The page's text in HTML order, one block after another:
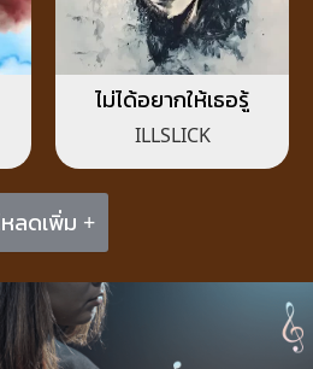
ไม่ได้อยากให้เธอรู้
ILLSLICK
ลดเพิ่ม +